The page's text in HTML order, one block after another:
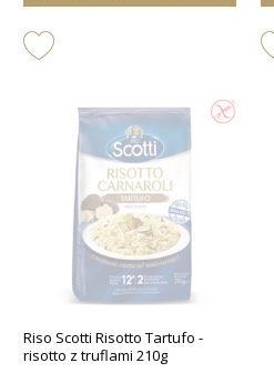
Riso Scotti Risotto Tartufo -
risotto z truflami 210g